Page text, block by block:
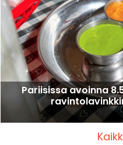
Pariisissa avoinna